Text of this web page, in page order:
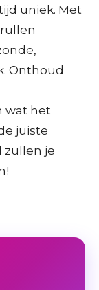
uniek. Met
Onthoud
wat het
juiste
zullen je